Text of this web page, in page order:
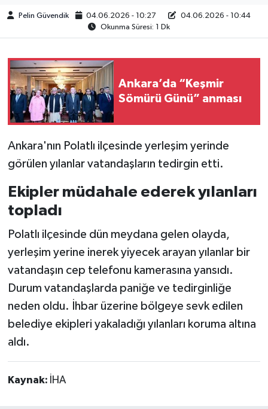
Pelin Güvendik 04.06.2026 - 10:27
04.06.2026 - 10:44
Okunma Süresi: 1 Dk
Ankara’da “Keşmir
Sömürü Günü” anması
Ankara'nın Polatlı ilçesinde yerleşim yerinde
görülen yılanlar vatandaşların tedirgin etti.
Ekipler müdahale ederek yılanları
topladı
Polatlı ilçesinde dün meydana gelen olayda,
yerleşim yerine inerek yiyecek arayan yılanlar bir
vatandaşın cep telefonu kamerasına yansıdı.
Durum vatandaşlarda paniğe ve tedirginliğe
neden oldu. İhbar üzerine bölgeye sevk edilen
belediye ekipleri yakaladığı yılanları koruma altına
aldı.
Kaynak: İHA